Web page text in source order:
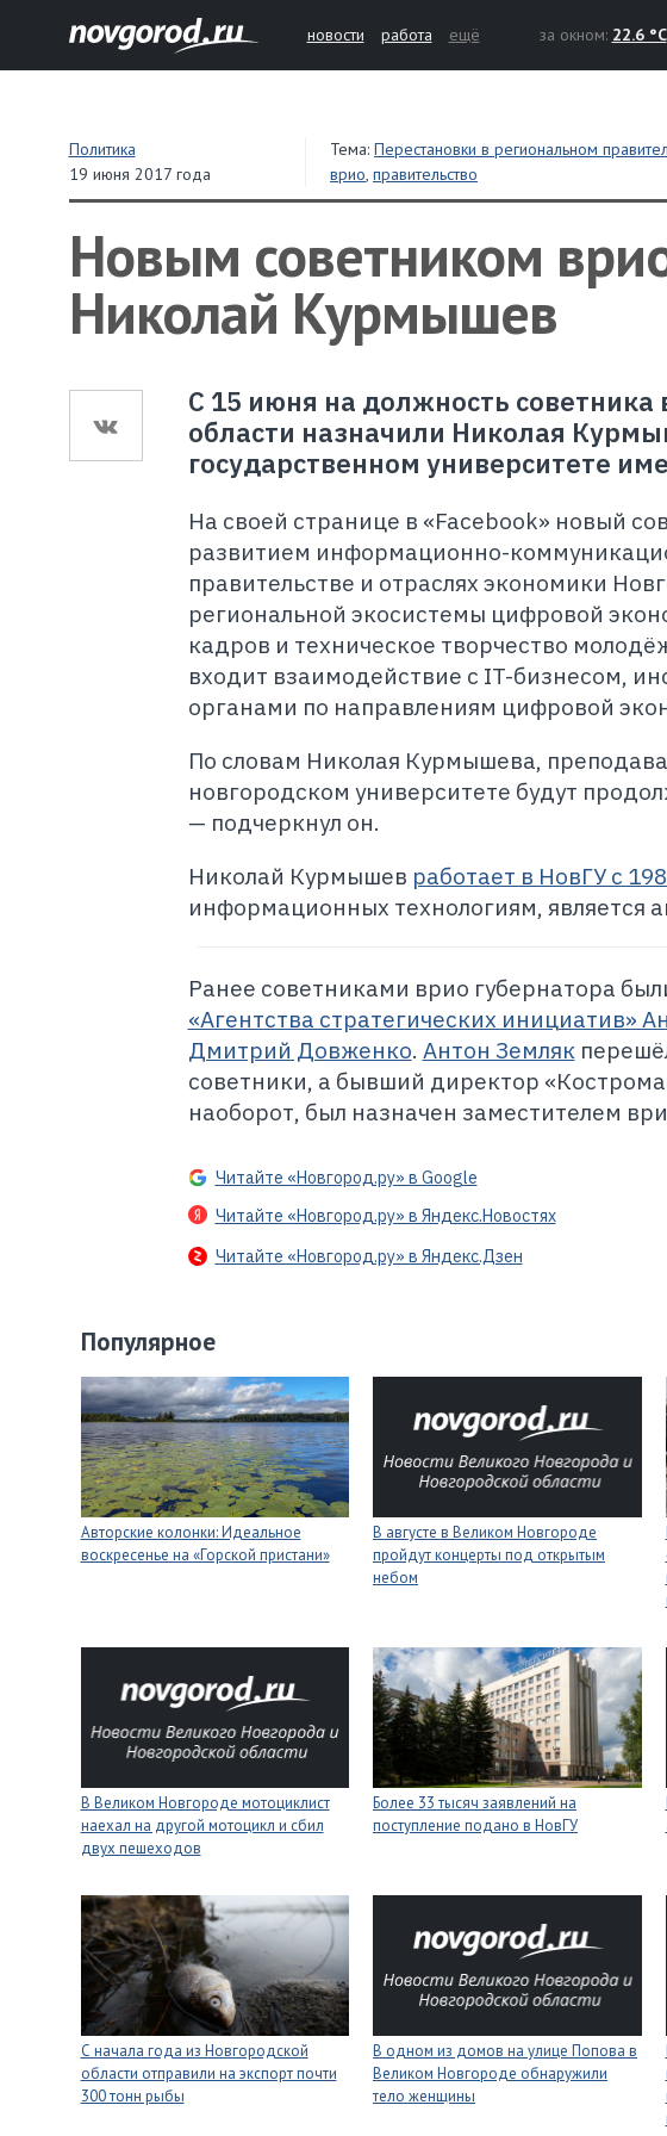
новости работа ещё за окном: 22.6 °C
Политика
19 июня 2017 года
Тема:Перестановки в региональном
врио,правительство
Новым советником
Николай Курмышев
С 15 июня на должность советника
области назначили Николая
государственном университете
На своей странице в «Facebook» новый
развитием информационно-
правительстве и отраслях экономики
региональной экосистемы цифровой
кадров и техническое творчество
входит взаимодействие с IT-бизнесом,
органами по направлениям цифровой
По словам Николая Курмышева,
новгородском университете будут
— подчеркнул он.
Николай Курмышев работает в НовГУ с
информационных технологиям, является
Ранее советниками врио губернатора
«Агентства стратегических инициатив»
Дмитрий Довженко. Антон Земляк
советники, а бывший директор
наоборот, был назначен заместителем
Читайте «Новгород.ру» в Google
Читайте «Новгород.ру» в Яндекс.Новостях
Читайте «Новгород.ру» в Яндекс.Дзен
Популярное
Авторские колонки: Идеальное
воскресенье на «Горской пристани»
В августе в Великом Новгороде
пройдут концерты под открытым
небом
В Великом Новгороде мотоциклист
наехал на другой мотоцикл и сбил
двух пешеходов
Более 33 тысяч заявлений на
поступление подано в НовГУ
С начала года из Новгородской
области отправили на экспорт почти
300 тонн рыбы
В одном из домов на улице Попова в
Великом Новгороде обнаружили
тело женщины